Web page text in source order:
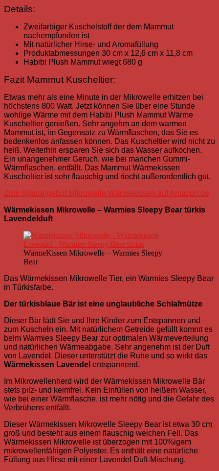
Details:
Zweifarbiger Kuschelstoff der dem Mammut
nachempfunden ist
Mit natürlicher Hirse- und Aromafüllung
Produktabmessungen 30 cm x 12,6 cm x 11,8 cm
Habibi Plush Mammut wiegt 680 g
Fazit Mammut Kuscheltier:
Etwas mehr als eine Minute in der Mikrowelle erhitzen bei
höchstens 800 Watt. Jetzt können Sie über eine Stunde
wohlige Wärme mit dem Habibi Plush Mammut Wärme
Kuscheltier genießen. Sehr angehm an dem warmen
Mammut ist, im Gegensatz zu Wärmflaschen, das Sie es
bedenkenlos anfassen können. Das Kuscheltier wird nicht zu
heiß. Weiterhin ersparen Sie sich das Wasser aufkochen.
Ein unangenehmer Geruch, wie bei manchen Gummi-
Wärmflaschen, entfällt. Das Mammut Wärmekissen
Kuscheltier ist sehr flauschig und riecht außerordentlich gut.
Zum Sparangebot Mikrowelle Wärmekissen auf Amazon.de
Wärmekissen Mikrowelle – Warmies Sleepy Bear türkis
Lavendelduft
WärmeKissen Mikrowelle – Warmies Sleepy
Bear
Das Wärmekissen Mikrowelle Tier, ein Warmies Sleepy Bear
in Türkisfarbe.
Der türkisblaue Bär ist eine unglaubliche Schlafmütze
Dieser Bär lädt Sie und Ihre Kinder zum Entspannen und
zum Kuscheln ein. Mit natürlichem Getreide gefüllt kommt es
beim Warmies Sleepy Bear zur optimalen Wärmeverteilung
und natürlichen Wärmeabgabe. Sehr angenehm ist der Duft
von Lavendel. Dieser unterstützt die Ruhe und so wirkt das
Wärmekissen Lavendel entspannend.
Im Mikrowellenherd wird der Wärmekissen Mikrowelle Bär
stets pilz- und keimfrei. Kein Einfüllen von heißem Wasser,
wie bei einer Wärmflasche, ist mehr nötig und die Gefahr des
Verbrühens entfällt.
Dieser Wärmekissen Mikrowelle Sleepy Bear ist etwa 30 cm
groß und besteht aus einem flauschig weichen Fell. Das
Wärmekissen Mikrowelle ist überzogen mit 100%igem
mikrowellenfähigen Polyester. Es enthält eine natürliche
Füllung aus Hirse mit einer Lavendel Duft-Mischung.